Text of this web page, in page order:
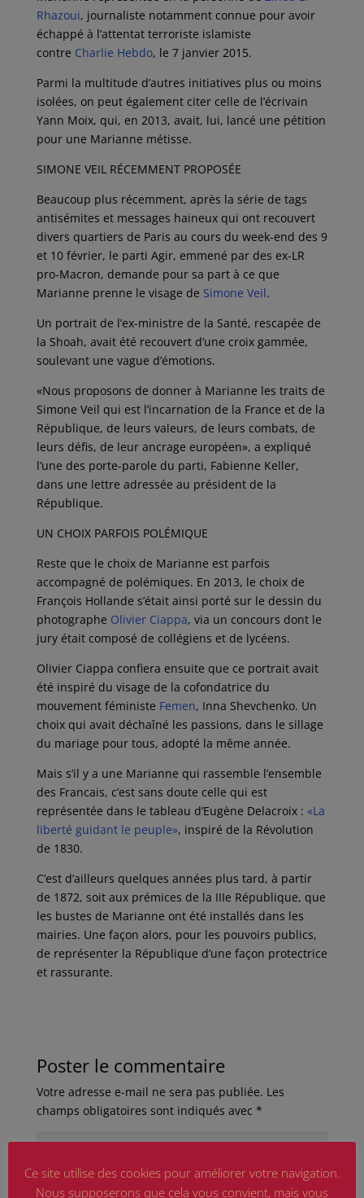
Rhazoui, journaliste notamment connue pour avoir
échappé à l’attentat terroriste islamiste
contre Charlie Hebdo, le 7 janvier 2015.
Parmi la multitude d’autres initiatives plus ou moins
isolées, on peut également citer celle de l’écrivain
Yann Moix, qui, en 2013, avait, lui, lancé une pétition
pour une Marianne métisse.
SIMONE VEIL RÉCEMMENT PROPOSÉE
Beaucoup plus récemment, après la série de tags
antisémites et messages haineux qui ont recouvert
divers quartiers de Paris au cours du week-end des 9
et 10 février, le parti Agir, emmené par des ex-LR
pro-Macron, demande pour sa part à ce que
Marianne prenne le visage de Simone Veil.
Un portrait de l’ex-ministre de la Santé, rescapée de
la Shoah, avait été recouvert d’une croix gammée,
soulevant une vague d’émotions.
«Nous proposons de donner à Marianne les traits de
Simone Veil qui est l’incarnation de la France et de la
République, de leurs valeurs, de leurs combats, de
leurs défis, de leur ancrage européen», a expliqué
l’une des porte-parole du parti, Fabienne Keller,
dans une lettre adressée au président de la
République.
UN CHOIX PARFOIS POLÉMIQUE
Reste que le choix de Marianne est parfois
accompagné de polémiques. En 2013, le choix de
François Hollande s’était ainsi porté sur le dessin du
photographe Olivier Ciappa, via un concours dont le
jury était composé de collégiens et de lycéens.
Olivier Ciappa confiera ensuite que ce portrait avait
été inspiré du visage de la cofondatrice du
mouvement féministe Femen, Inna Shevchenko. Un
choix qui avait déchaîné les passions, dans le sillage
du mariage pour tous, adopté la même année.
Mais s’il y a une Marianne qui rassemble l’ensemble
des Francais, c’est sans doute celle qui est
représentée dans le tableau d’Eugène Delacroix : «La
liberté guidant le peuple», inspiré de la Révolution
de 1830.
C’est d’ailleurs quelques années plus tard, à partir
de 1872, soit aux prémices de la IIIe République, que
les bustes de Marianne ont été installés dans les
mairies. Une façon alors, pour les pouvoirs publics,
de représenter la République d’une façon protectrice
et rassurante.
Poster le commentaire
Votre adresse e-mail ne sera pas publiée. Les
champs obligatoires sont indiqués avec *
Ce site utilise des cookies pour améliorer votre navigation.
Nous supposerons que cela vous convient, mais vous